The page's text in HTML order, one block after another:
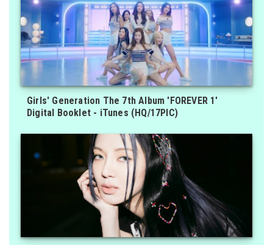
Girls' Generation The 7th Album 'FOREVER 1'
Digital Booklet - iTunes (HQ/17PIC)